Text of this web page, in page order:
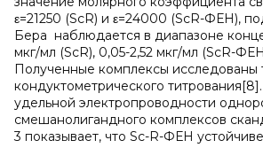
ε=21250 (ScR) и ε=24000 (ScR-ФЕН),
Бера наблюдается в диапазоне
мкг/мл (ScR), 0,05-2,52 мкг/мл (ScR-
Полученные комплексы исследованы
кондуктометрического
удельной электропроводности
смешанолигандного комплексов
3 показывает, что Sc-R-ФЕН